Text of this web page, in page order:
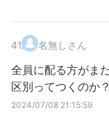
41. 名無しさん
全員に配る方がま
区別ってつくのか？
2024/07/08 21:15:59